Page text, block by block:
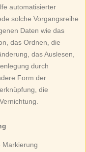
automatisierter
solche Vorgangsreihe
Daten wie das
das Ordnen, die
das Auslesen,
durch
Form der
die
Markierung